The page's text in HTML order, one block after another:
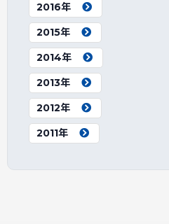
2016年
2015年
2014年
2013年
2012年
2011年